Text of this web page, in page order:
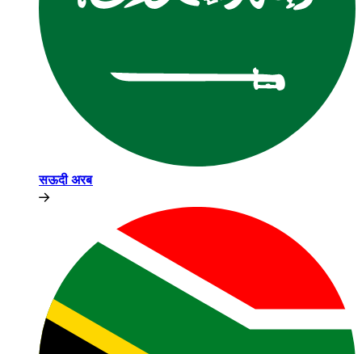
सऊदी अरब​​